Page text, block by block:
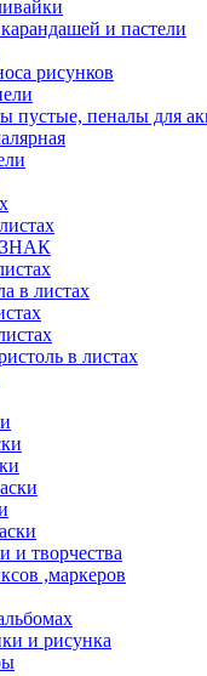
и пастели
рисунков
пустые, пеналы для
в листах
в листах
и творчества
,маркеров
и рисунка